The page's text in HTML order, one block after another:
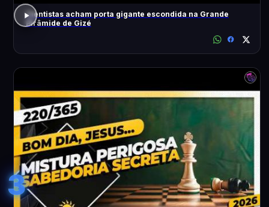
Cientistas acham porta gigante escondida na Grande
Pirâmide de Gizé
3